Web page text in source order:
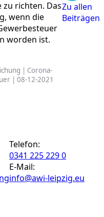
zu richten. Das
wenn die
worden ist.
| Corona-
| 08-12-2021
Zu allen
Beiträgen
Telefon:
0341 225 229 0
E-Mail:
info@awi-leipzig.eu